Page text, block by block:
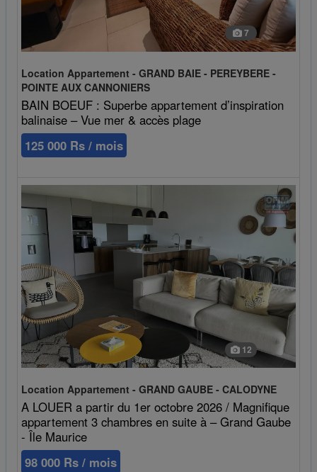
7
Location Appartement - GRAND BAIE - PEREYBERE -
POINTE AUX CANNONIERS
BAIN BOEUF : Superbe appartement d’inspiration
balinaise – Vue mer & accès plage
125 000 Rs / mois
12
Location Appartement - GRAND GAUBE - CALODYNE
A LOUER a partir du 1er octobre 2026 / Magnifique
appartement 3 chambres en suite à – Grand Gaube
- Île Maurice
98 000 Rs / mois